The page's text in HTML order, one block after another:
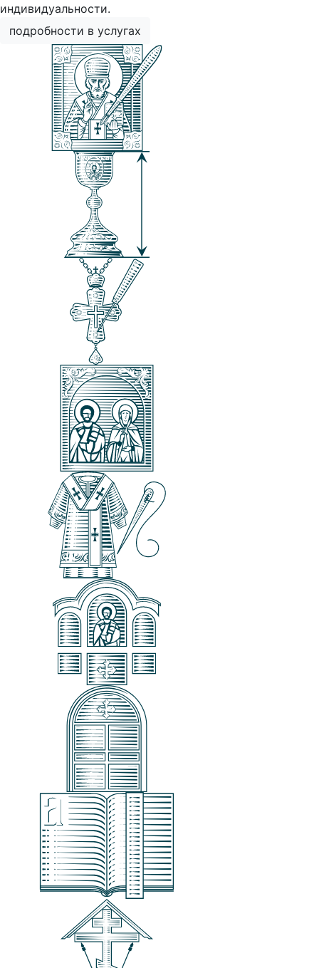
индивидуальности.
подробности в услугах